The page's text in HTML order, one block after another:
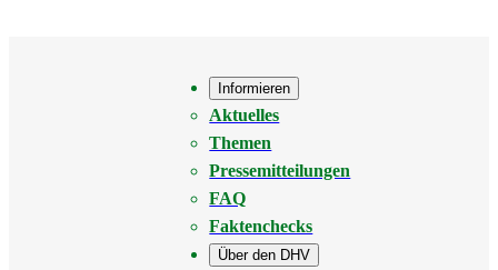
Informieren
Aktuelles
Themen
Pressemitteilungen
FAQ
Faktenchecks
Über den DHV